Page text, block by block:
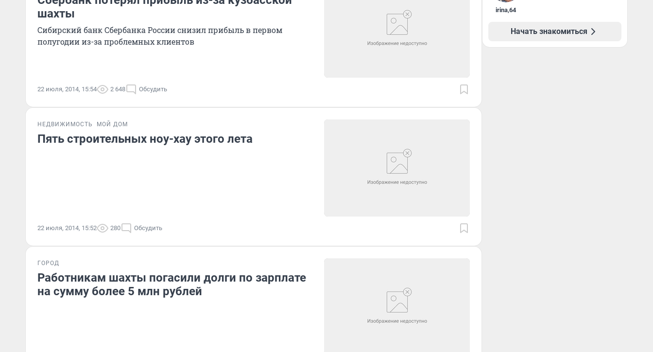
шахты
Сибирский банк Сбербанка России снизил прибыль в первом
полугодии из-за проблемных клиентов
22 июля, 2014, 15:54 2 648 Обсудить
НЕДВИЖИМОСТЬ МОЙ ДОМ
Пять строительных ноу-хау этого лета
22 июля, 2014, 15:52 280 Обсудить
ГОРОД
Работникам шахты погасили долги по зарплате
на сумму более 5 млн рублей
irina,64
Начать знакомиться